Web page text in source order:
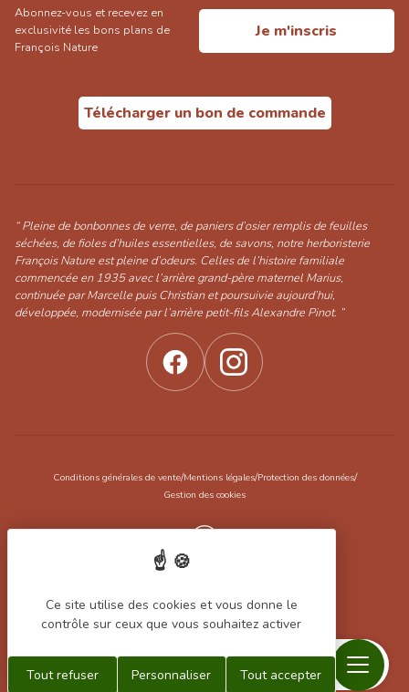
Recherche Contact
Mon
Mon
Menu
Filtrer les produits
Abonnez-vous et recevez en
exclusivité les bons plans de
François Nature
Je m'inscris
Télécharger un bon de commande
“ Pleine de bonbonnes de verre, de paniers d’osier remplis de feuilles
séchées, de fioles d’huiles essentielles, de savons, notre herboristerie
François Nature est pleine d’odeurs. Celles de l’histoire familiale
commencée en 1935 avec l’arrière grand-père maternel Marius,
continuée par Marcelle puis Christian et poursuivie aujourd’hui,
développée, modernisée par l’arrière petit-fils Alexandre Pinot. ”
Conditions générales de vente/Mentions légales/Protection des données/
Gestion des cookies
Réalisation Koredge
Ce site utilise des cookies et vous donne le
contrôle sur ceux que vous souhaitez activer
Tout accepter
Tout refuser Personnaliser